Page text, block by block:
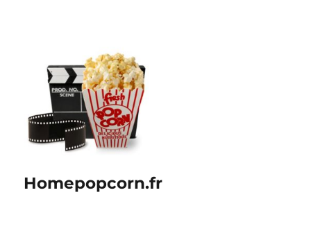
Homepopcorn.fr